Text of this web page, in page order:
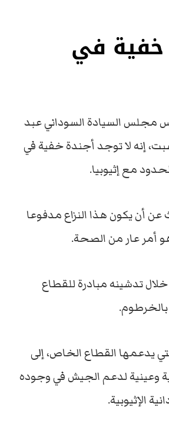
خفية في
مجلس السيادة السوداني عبد
إنه لا توجد أجندة خفية في
مع إثيوبيا.
أن يكون هذا النزاع مدفوعا
أمر عار من الصحة.
تدشينه مبادرة للقطاع
يدعمها القطاع الخاص، إلى
وعينية لدعم الجيش في وجوده
الإثيوبية.